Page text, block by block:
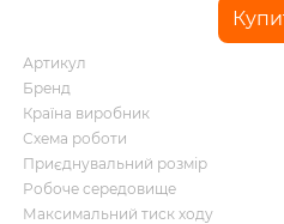
Артикул
Бренд
Країна виробник
Схема роботи
Приєднувальний розмір
Робоче середовище
Максимальний тиск ходу